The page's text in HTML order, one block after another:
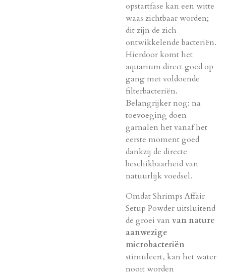
opstartfase kan een witte
waas zichtbaar worden;
dit zijn de zich
ontwikkelende bacteriën.
Hierdoor komt het
aquarium direct goed op
gang met voldoende
filterbacteriën.
Belangrijker nog: na
toevoeging doen
garnalen het vanaf het
eerste moment goed
dankzij de directe
beschikbaarheid van
natuurlijk voedsel.
Omdat Shrimps Affair
Setup Powder uitsluitend
de groei van van nature
aanwezige
microbacteriën
stimuleert, kan het water
nooit worden